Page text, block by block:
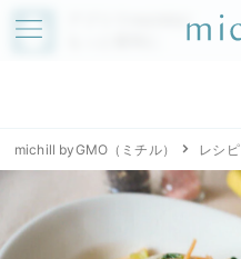
アプリでmichillが
michill byGMO（ミチル） レシピ